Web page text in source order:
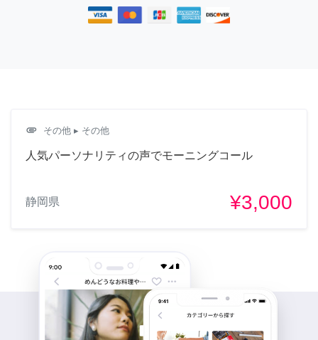
attachment その他 ▸ その他
人気パーソナリティの声でモーニングコール
静岡県 ¥3,000